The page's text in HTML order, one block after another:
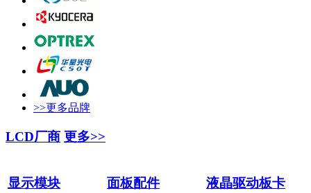
>>更多品牌
LCD厂商 更多>>
显示模块 面板配件 液晶驱动板卡